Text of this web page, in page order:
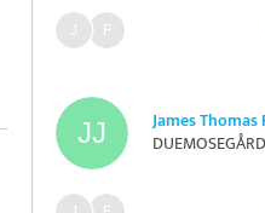
James Thomas